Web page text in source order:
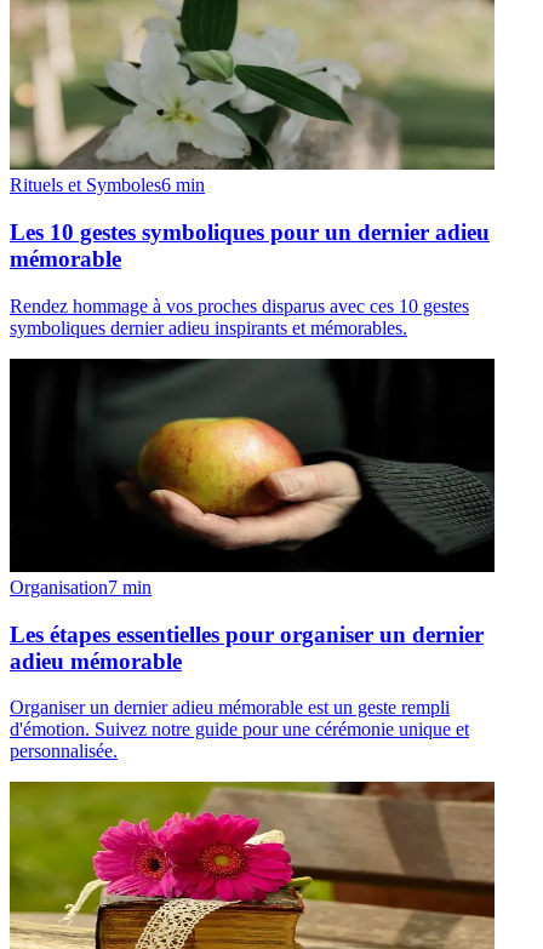
Rituels et Symboles6 min
Les 10 gestes symboliques pour un dernier adieu
mémorable
Rendez hommage à vos proches disparus avec ces 10 gestes
symboliques dernier adieu inspirants et mémorables.
Organisation7 min
Les étapes essentielles pour organiser un dernier
adieu mémorable
Organiser un dernier adieu mémorable est un geste rempli
d'émotion. Suivez notre guide pour une cérémonie unique et
personnalisée.